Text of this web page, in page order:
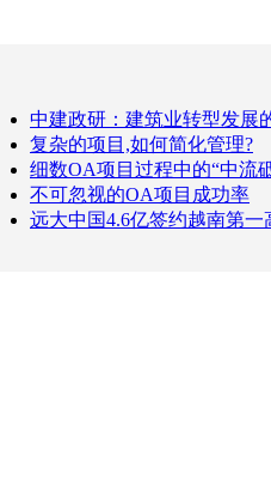
中建政研：建筑业转型发展
复杂的项目,如何简化管理?
细数OA项目过程中的“中流
不可忽视的OA项目成功率
远大中国4.6亿签约越南第一